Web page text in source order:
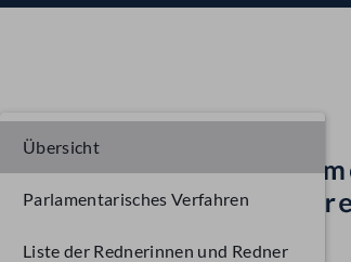
Übersicht
Parlamentarisches Verfahren
Liste der Rednerinnen und Redner